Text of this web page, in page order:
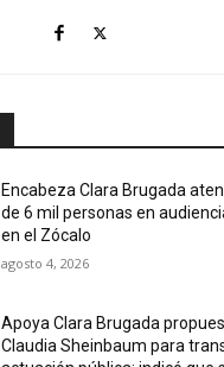
Encabeza Clara Brugada
de 6 mil personas en
en el Zócalo
agosto 4, 2026
Apoya Clara Brugada
Claudia Sheinbaum para